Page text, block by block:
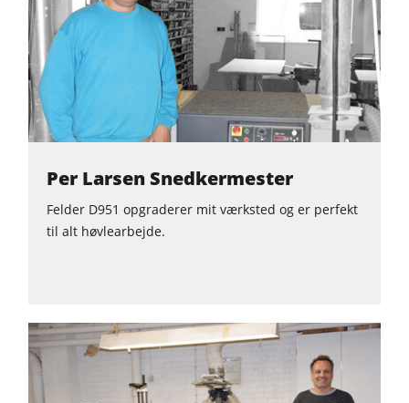
Pladesave
Brikettepressere
Varmeplade presse & vakumpressere
Friskluftsudsugere
Renluft udsugningssystemer & spånsuger
Fremtrækapparater
Værkstedsudstyr
F4Solutions software
Per Larsen Snedkermester
Felder D951 opgraderer mit værksted og er perfekt
til alt høvlearbejde.